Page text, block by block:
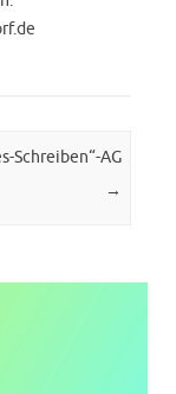
Schreiben“-AG
→